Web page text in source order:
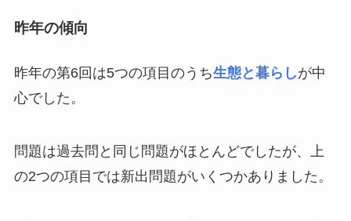
昨年の傾向
昨年の第6回は5つの項目のうち生態と暮らしが中
心でした。
問題は過去問と同じ問題がほとんどでしたが、上
の2つの項目では新出問題がいくつかありました。